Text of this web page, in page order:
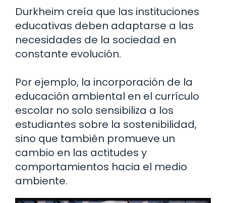
Durkheim creía que las instituciones
educativas deben adaptarse a las
necesidades de la sociedad en
constante evolución.
Por ejemplo, la incorporación de la
educación ambiental en el currículo
escolar no solo sensibiliza a los
estudiantes sobre la sostenibilidad,
sino que también promueve un
cambio en las actitudes y
comportamientos hacia el medio
ambiente.